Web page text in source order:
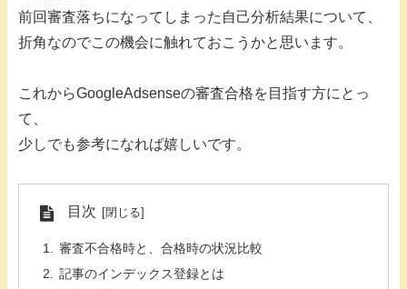
前回審査落ちになってしまった自己分析結果について、
折角なのでこの機会に触れておこうかと思います。
これからGoogleAdsenseの審査合格を目指す方にとっ
て、
少しでも参考になれば嬉しいです。
目次
審査不合格時と、合格時の状況比較
記事のインデックス登録とは